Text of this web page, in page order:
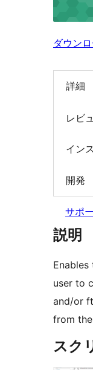
ダウン
詳細
レビ
イン
開発
サポ
説明
Enables
user to
and/or
from
スク